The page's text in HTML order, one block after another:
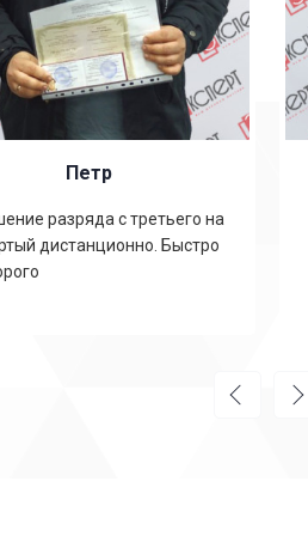
Петр
разряда с третьего на
дистанционно. Быстро